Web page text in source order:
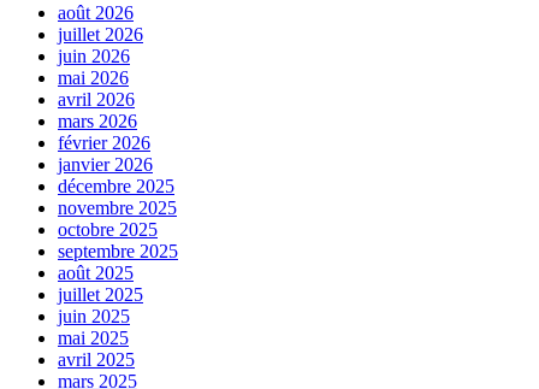
août 2026
juillet 2026
juin 2026
mai 2026
avril 2026
mars 2026
février 2026
janvier 2026
décembre 2025
novembre 2025
octobre 2025
septembre 2025
août 2025
juillet 2025
juin 2025
mai 2025
avril 2025
mars 2025